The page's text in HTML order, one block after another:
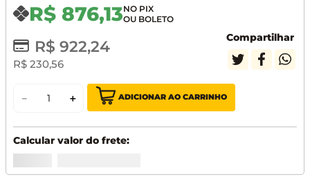
R$ 876,13
R$ 922,24
R$ 230,56
Compartilhar
＋
－ ADICIONAR AO CARRINHO